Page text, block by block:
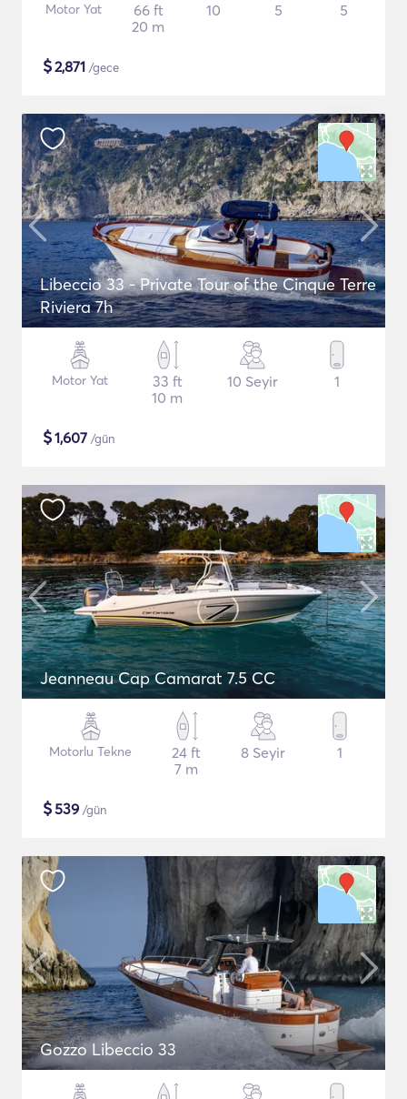
Motor Yat
66 ft
20 m
10 5 5
$2,871 /gece
Libeccio 33 - Private Tour of the Cinque Terre
Riviera 7h
Motor Yat
33 ft
10 m
10 Seyir 1
$1,607 /gün
Jeanneau Cap Camarat 7.5 CC
Motorlu Tekne
24 ft
7 m
8 Seyir 1
$539 /gün
Gozzo Libeccio 33